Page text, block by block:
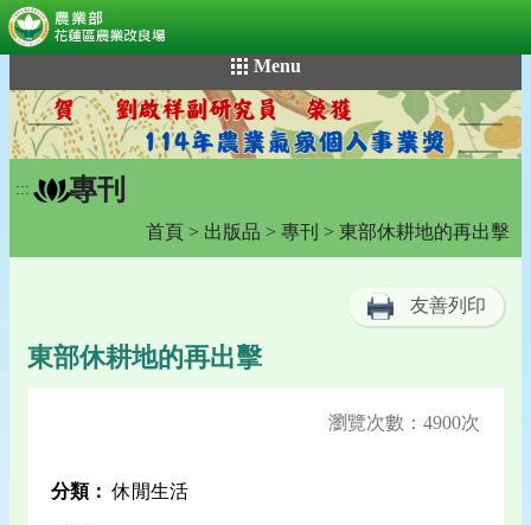
到
主
要
內
容
Menu
::: 專刊
首頁 > 出版品 > 專刊 > 東部休耕地的再出擊
友善列印
東部休耕地的再出擊
瀏覽次數：4900次
分類：休閒生活